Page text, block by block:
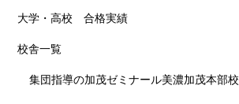
大学・高校 合格実績
校舎一覧
集団指導の加茂ゼミナール美濃加茂本部校